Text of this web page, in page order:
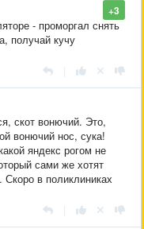
+3
- проморгал снять
получай кучу
скот вонючий. Это,
вонючий нос, сука!
яндекс рогом не
сами же хотят
Скоро в поликлиниках